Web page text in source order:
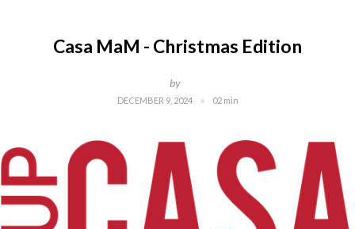
Casa MaM - Christmas Edition
by
DECEMBER 9, 2024 02 min